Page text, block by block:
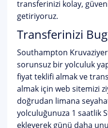
transferinizi kolay,
getiriyoruz.
Transferinizi
Southampton Kruvaziyer
sorunsuz bir yolculuk
fiyat teklifi almak ve
almak için web sitemizi
doğrudan limana
yolculuğunuza 1 saatlik
ekleyerek günü daha